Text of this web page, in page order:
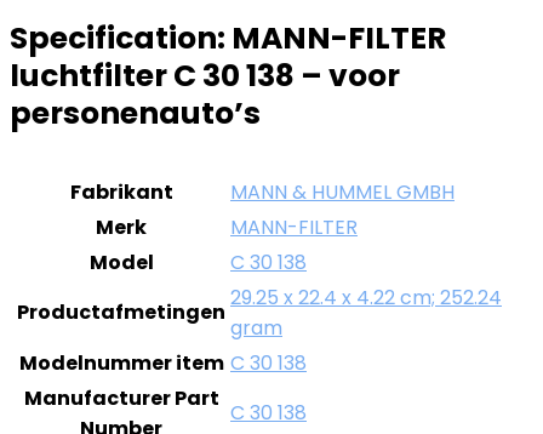
Specification: MANN-FILTER
luchtfilter C 30 138 – voor
personenauto’s
Fabrikant
MANN & HUMMEL GMBH
Merk
MANN-FILTER
Model
C 30 138
Productafmetingen
29.25 x 22.4 x 4.22 cm; 252.24
gram
Modelnummer item C 30 138
Manufacturer Part
C 30 138